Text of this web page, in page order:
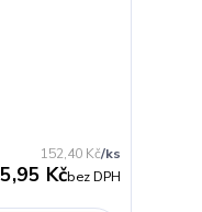
152,40 Kč/ks
Kčbez DPH